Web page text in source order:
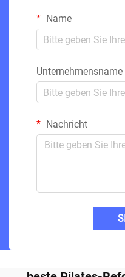
Name
Unternehmensname
Nachricht